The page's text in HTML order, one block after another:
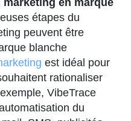
étapes du
peuvent être
blanche
est idéal pour
rationaliser
VibeTrace
du